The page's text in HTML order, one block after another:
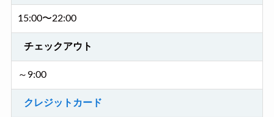
15:00〜22:00
チェックアウト
～9:00
クレジットカード